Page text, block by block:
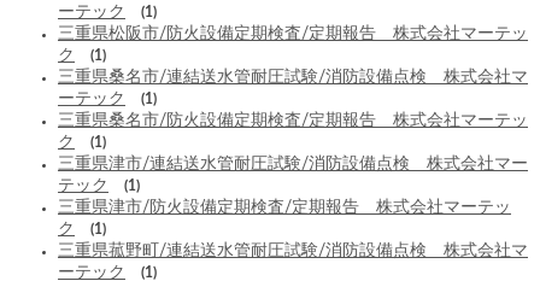
ーテック
(1)
三重県松阪市/防火設備定期検査/定期報告 株式会社マーテッ
ク
(1)
三重県桑名市/連結送水管耐圧試験/消防設備点検 株式会社マ
ーテック
(1)
三重県桑名市/防火設備定期検査/定期報告 株式会社マーテッ
ク
(1)
三重県津市/連結送水管耐圧試験/消防設備点検 株式会社マー
テック
(1)
三重県津市/防火設備定期検査/定期報告 株式会社マーテッ
ク
(1)
三重県菰野町/連結送水管耐圧試験/消防設備点検 株式会社マ
ーテック
(1)